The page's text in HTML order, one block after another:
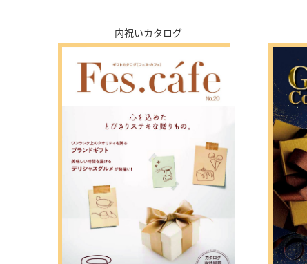
内祝いカタログ